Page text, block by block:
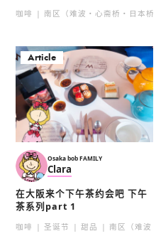
咖啡 南区（难波・心斋桥・日本桥
Article
Osaka bob FAMILY
Clara
在大阪来个下午茶约会吧 下午
茶系列part 1
咖啡 圣诞节 甜品 南区（难波